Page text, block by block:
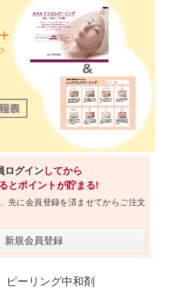
ログインしてから
とポイントが貯まる!
先に会員登録を済ませてからご注文
新規会員登録
ーリング中和剤